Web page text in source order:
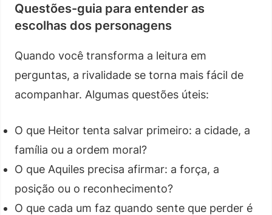
Questões-guia para entender as
escolhas dos personagens
Quando você transforma a leitura em
perguntas, a rivalidade se torna mais fácil de
acompanhar. Algumas questões úteis:
O que Heitor tenta salvar primeiro: a cidade, a
família ou a ordem moral?
O que Aquiles precisa afirmar: a força, a
posição ou o reconhecimento?
O que cada um faz quando sente que perder é